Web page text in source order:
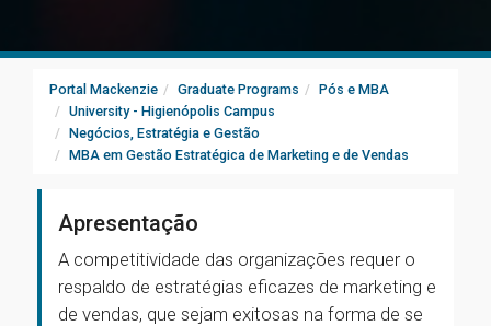
Portal Mackenzie Graduate Programs
Pós e MBA
University - Higienópolis Campus
Negócios, Estratégia e Gestão
MBA em Gestão Estratégica de Marketing e de Vendas
Apresentação
A competitividade das organizações requer o
respaldo de estratégias eficazes de marketing e
de vendas, que sejam exitosas na forma de se